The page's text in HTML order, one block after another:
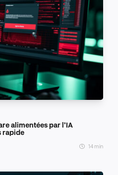
alimentées par l’IA
rapide
14 min